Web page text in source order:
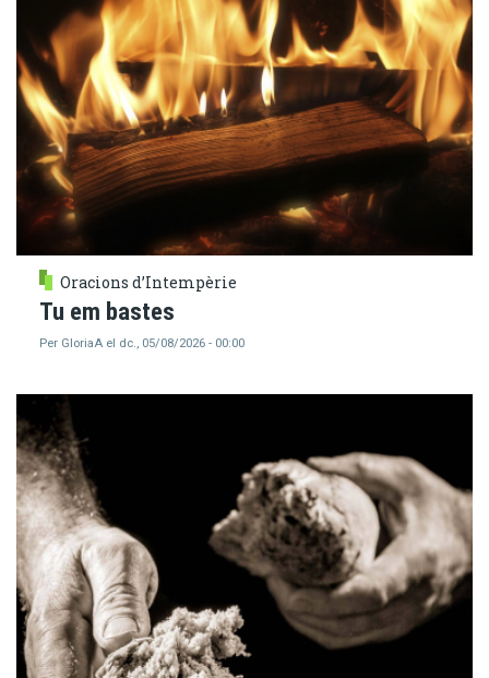
Oracions d’Intempèrie
Tu em bastes
Per GloriaA el dc., 05/08/2026 - 00:00